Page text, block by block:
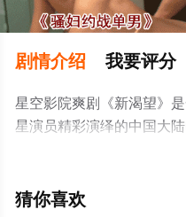
剧情介绍 我要评分
星空影院爽剧《新渴望》
星演员精彩演绎的中国大
（全集完结），手机免费
视猫或剧情网等平台了解。
猜你喜欢